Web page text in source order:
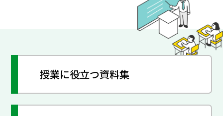
授業に役立つ資料集